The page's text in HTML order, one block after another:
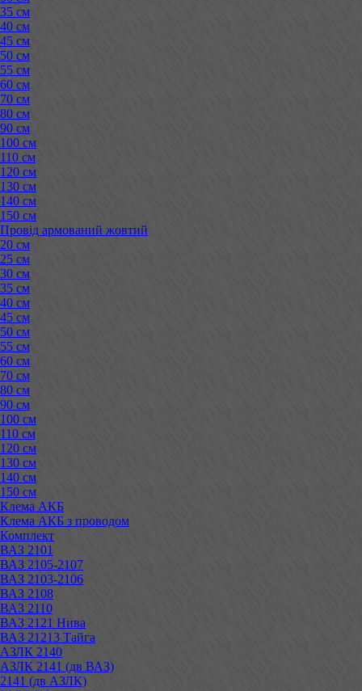
35 см
40 см
45 см
50 см
55 см
60 см
70 см
80 см
90 см
100 см
110 см
120 см
130 см
140 см
150 см
Провід армований жовтий
20 см
25 см
30 см
35 см
40 см
45 см
50 см
55 см
60 см
70 см
80 см
90 см
100 см
110 см
120 см
130 см
140 см
150 см
Клема АКБ
Клема АКБ з проводом
Комплект
ВАЗ 2101
ВАЗ 2105-2107
ВАЗ 2103-2106
ВАЗ 2108
ВАЗ 2110
ВАЗ 2121 Нива
ВАЗ 21213 Тайга
АЗЛК 2140
АЗЛК 2141 (дв ВАЗ)
2141 (дв АЗЛК)